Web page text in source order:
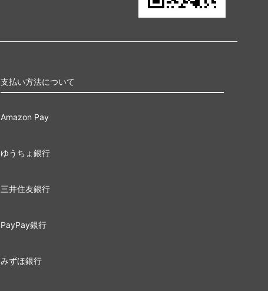
支払い方法について
Amazon Pay
ゆうちょ銀行
三井住友銀行
PayPay銀行
みずほ銀行